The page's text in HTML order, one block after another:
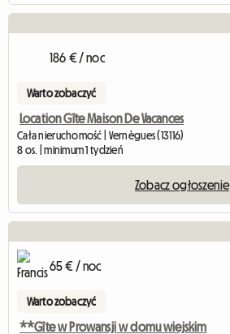
186 € / noc
Warto zobaczyć
Location Gîte Maison De Vacances
Cała nieruchomość | Vernègues (13116)
8 os. | minimum 1 tydzień
Zobacz ogłoszenie
65 € / noc
Warto zobaczyć
**Gîte w Prowansji w domu wiejskim